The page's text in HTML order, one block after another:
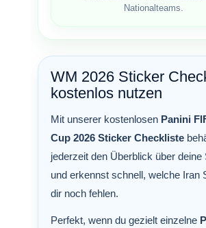
Nationalteams.
WM 2026 Sticker
kostenlos nutzen
Mit unserer kostenlosen Panini
Cup 2026 Sticker Checkliste
jederzeit den Überblick über deine
und erkennst schnell, welche Iran
dir noch fehlen.
Perfekt, wenn du gezielt einzelne